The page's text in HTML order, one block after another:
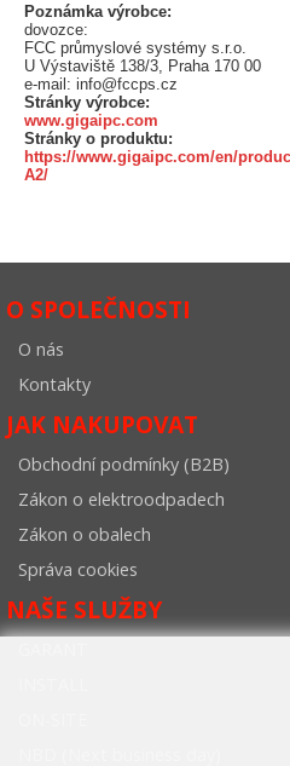
Poznámka výrobce:
dovozce:
FCC průmyslové systémy s.r.o.
U Výstaviště 138/3, Praha 170 00
e-mail: info@fccps.cz
Stránky výrobce:
www.gigaipc.com
Stránky o produktu:
https://www.gigaipc.com/en/
A2/
O SPOLEČNOSTI
O nás
Kontakty
JAK NAKUPOVAT
Obchodní podmínky (B2B)
Zákon o elektroodpadech
Zákon o obalech
Správa cookies
NAŠE SLUŽBY